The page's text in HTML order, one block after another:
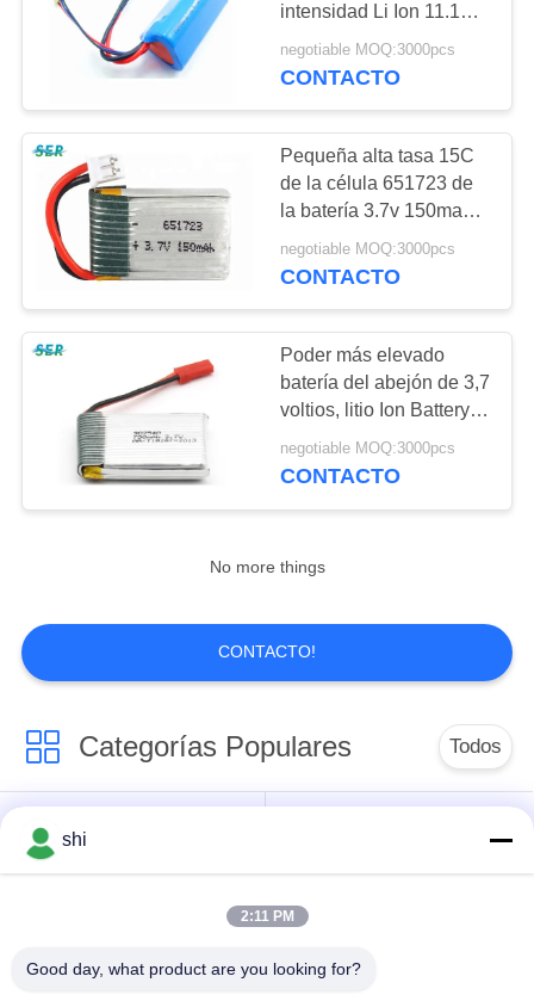
Batería eléctrica de
la bici
Batería de coche de
Batería del abejón
10
Batería ultra fina
49
intensidad Li Ion 11.1V
1500mAh del abejón de
Quadcopter del
negotiable MOQ:3000pcs
CONTACTO
Pequeña alta tasa 15C
de la célula 651723 de
la batería 3.7v 150mah
Lipo del abejón de RC
para X2 RC Quadcopter
negotiable MOQ:3000pcs
CONTACTO
Poder más elevado
batería del abejón de 3,7
voltios, litio Ion Battery
de 902540 abejones con
el PCM del PWB
negotiable MOQ:3000pcs
CONTACTO
No more things
CONTACTO!
Categorías Populares Todos
Batería de Li SOCL2
shi
2:11 PM
Good day, what product are you looking for?